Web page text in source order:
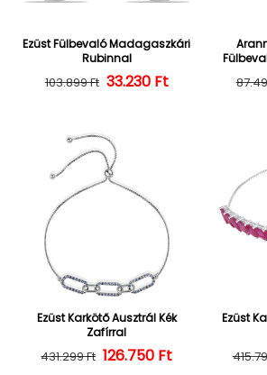
Ezüst Fülbevaló Madagaszkári
Rubinnal
Normál ár
103.899 Ft Kedvezményes ár
33.230 Ft
Ezüst Karkötő Ausztrál Kék
Zafírral
Normál ár
431.299 Ft Kedvezményes ár
126.750 Ft
Ezüst